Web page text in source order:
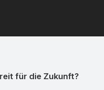
für die Zukunft?